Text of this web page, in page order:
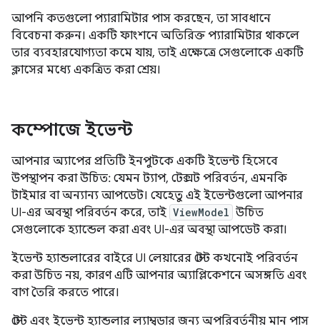
আপনি কতগুলো প্যারামিটার পাস করছেন, তা সাবধানে
বিবেচনা করুন। একটি ফাংশনে অতিরিক্ত প্যারামিটার থাকলে
তার ব্যবহারযোগ্যতা কমে যায়, তাই এক্ষেত্রে সেগুলোকে একটি
ক্লাসের মধ্যে একত্রিত করা শ্রেয়।
কম্পোজে ইভেন্ট
আপনার অ্যাপের প্রতিটি ইনপুটকে একটি ইভেন্ট হিসেবে
উপস্থাপন করা উচিত: যেমন ট্যাপ, টেক্সট পরিবর্তন, এমনকি
টাইমার বা অন্যান্য আপডেট। যেহেতু এই ইভেন্টগুলো আপনার
UI-এর অবস্থা পরিবর্তন করে, তাই ViewModel উচিত
সেগুলোকে হ্যান্ডেল করা এবং UI-এর অবস্থা আপডেট করা।
ইভেন্ট হ্যান্ডলারের বাইরে UI লেয়ারের স্টেট কখনোই পরিবর্তন
করা উচিত নয়, কারণ এটি আপনার অ্যাপ্লিকেশনে অসঙ্গতি এবং
বাগ তৈরি করতে পারে।
স্টেট এবং ইভেন্ট হ্যান্ডলার ল্যাম্বডার জন্য অপরিবর্তনীয় মান পাস